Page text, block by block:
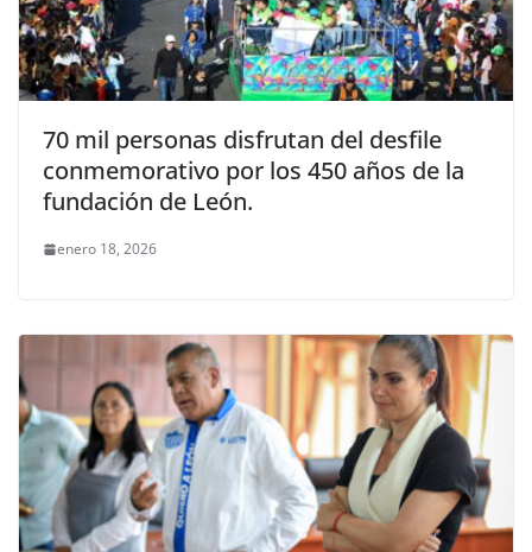
70 mil personas disfrutan del desfile
conmemorativo por los 450 años de la
fundación de León.
enero 18, 2026